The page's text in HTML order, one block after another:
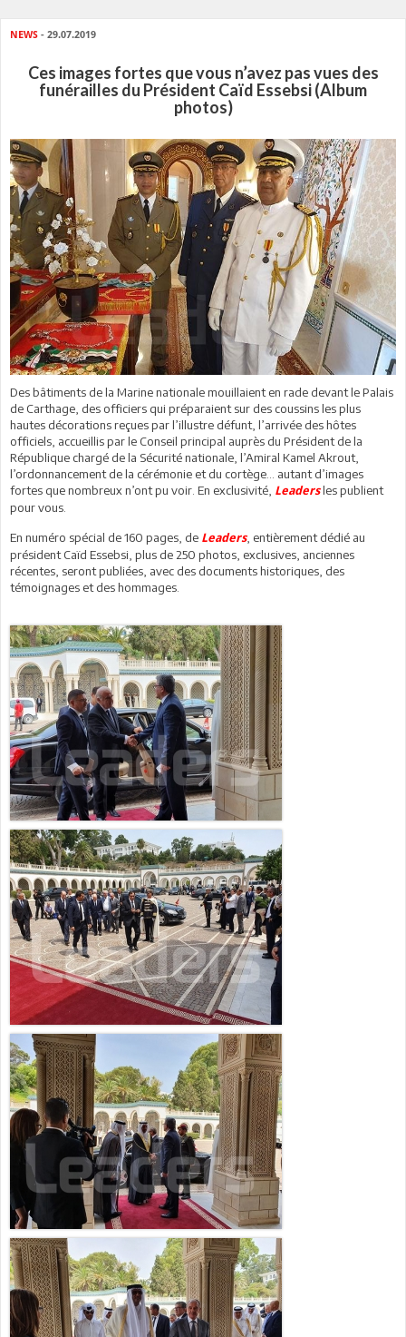
NEWS - 29.07.2019
Ces images fortes que vous n’avez pas vues des
funérailles du Président Caïd Essebsi (Album
photos)
Des bâtiments de la Marine nationale mouillaient en rade devant le Palais
de Carthage, des officiers qui préparaient sur des coussins les plus
hautes décorations reçues par l’illustre défunt, l’arrivée des hôtes
officiels, accueillis par le Conseil principal auprès du Président de la
République chargé de la Sécurité nationale, l’Amiral Kamel Akrout,
l’ordonnancement de la cérémonie et du cortège... autant d’images
fortes que nombreux n’ont pu voir. En exclusivité, Leadersles publient
pour vous.
En numéro spécial de 160 pages, de Leaders, entièrement dédié au
président Caïd Essebsi, plus de 250 photos, exclusives, anciennes
récentes, seront publiées, avec des documents historiques, des
témoignages et des hommages.